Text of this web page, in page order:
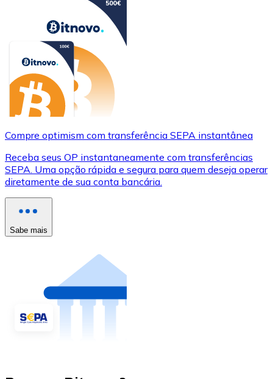
Compre optimism com transferência SEPA instantânea
Receba seus OP instantaneamente com transferências
SEPA. Uma opção rápida e segura para quem deseja operar
diretamente de sua conta bancária.
Sabe mais